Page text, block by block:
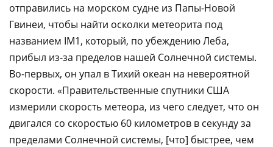
отправились на морском судне из Папы-Новой
Гвинеи, чтобы найти осколки метеорита под
названием IM1, который, по убеждению Леба,
прибыл из-за пределов нашей Солнечной системы.
Во-первых, он упал в Тихий океан на невероятной
скорости. «Правительственные спутники США
измерили скорость метеора, из чего следует, что он
двигался со скоростью 60 километров в секунду за
пределами Солнечной системы, [что] быстрее, чем